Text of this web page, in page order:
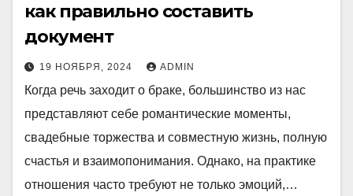
как правильно составить
документ
19 НОЯБРЯ, 2024 ADMIN
Когда речь заходит о браке, большинство из нас
представляют себе романтические моменты,
свадебные торжества и совместную жизнь, полную
счастья и взаимопонимания. Однако, на практике
отношения часто требуют не только эмоций,…